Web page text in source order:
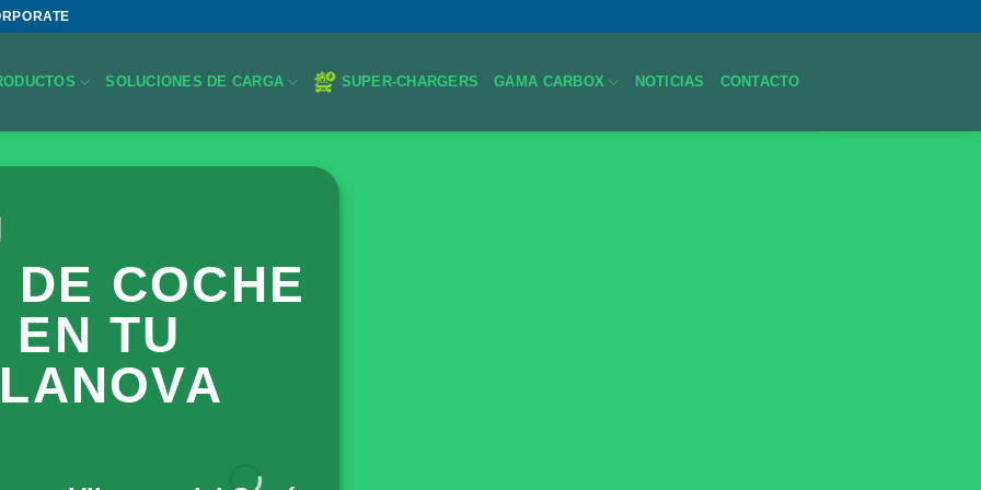
SOLUCIONES DE CARGA SUPER-CHARGERS GAMA CARBOX NOTICIAS CONTACTO
COCHE
TU